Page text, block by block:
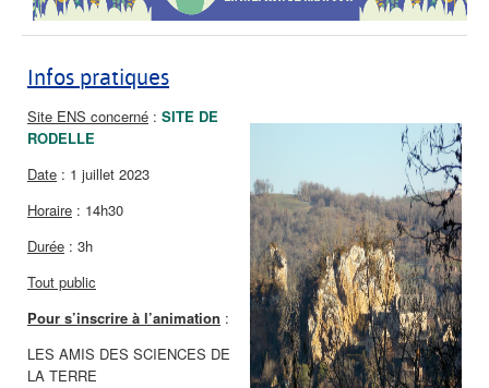
Infos pratiques
Site ENS concerné : SITE DE
RODELLE
Date : 1 juillet 2023
Horaire : 14h30
Durée : 3h
Tout public
Pour s’inscrire à l’animation :
LES AMIS DES SCIENCES DE
LA TERRE